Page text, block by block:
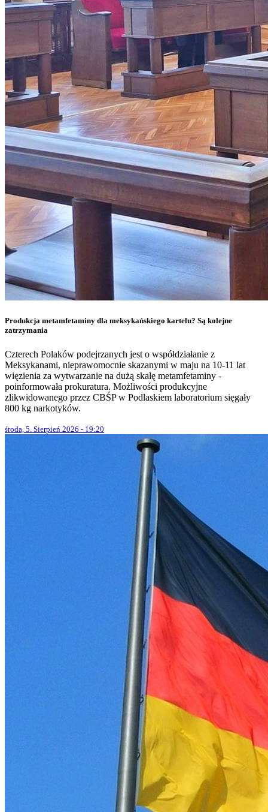
Produkcja metamfetaminy dla meksykańskiego kartelu? Są kolejne
zatrzymania
Czterech Polaków podejrzanych jest o współdziałanie z
Meksykanami, nieprawomocnie skazanymi w maju na 10-11 lat
więzienia za wytwarzanie na dużą skalę metamfetaminy -
poinformowała prokuratura. Możliwości produkcyjne
zlikwidowanego przez CBŚP w Podlaskiem laboratorium sięgały
800 kg narkotyków.
środa, 5. Sierpień 2026 - 19:20